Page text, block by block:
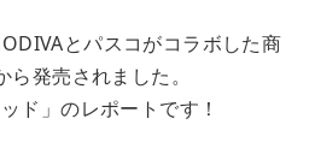
とパスコがコラボした商
発売されました。
ド」のレポートです！